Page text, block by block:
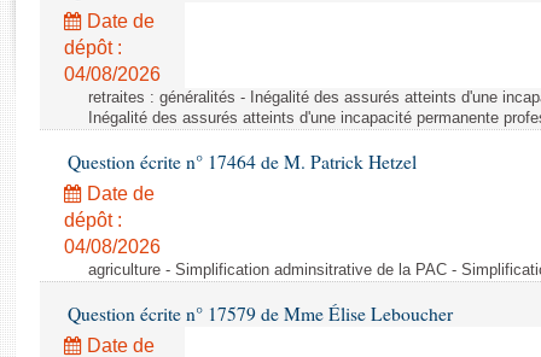
Rapports législatifs
Rapports sur l'application des lois
Baromètre de l’application des lois
Dossiers législatifs
Budget et sécurité sociale
Questions écrites et orales
Comptes rendus des débats
Date de
dépôt :
04/08/2026
retraites : généralités - Inégalité des assurés atteints d'une
Inégalité des assurés atteints d'une incapacité permanente
Question écrite n° 17464 de M. Patrick Hetzel
Date de
dépôt :
04/08/2026
agriculture - Simplification adminsitrative de la PAC -
Question écrite n° 17579 de Mme Élise Leboucher
Date de